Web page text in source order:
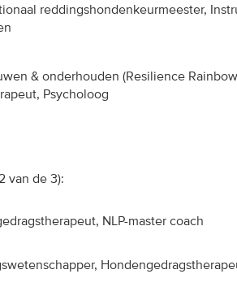
reddingshondenkeurmeester,
& onderhouden (Resilience
Psycholoog
van de 3):
NLP-master coach
H